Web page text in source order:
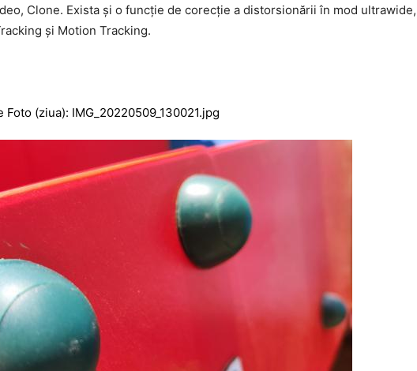
Clone. Exista şi o funcţie de corecţie a distorsionării în mod ultrawide,
şi Motion Tracking.